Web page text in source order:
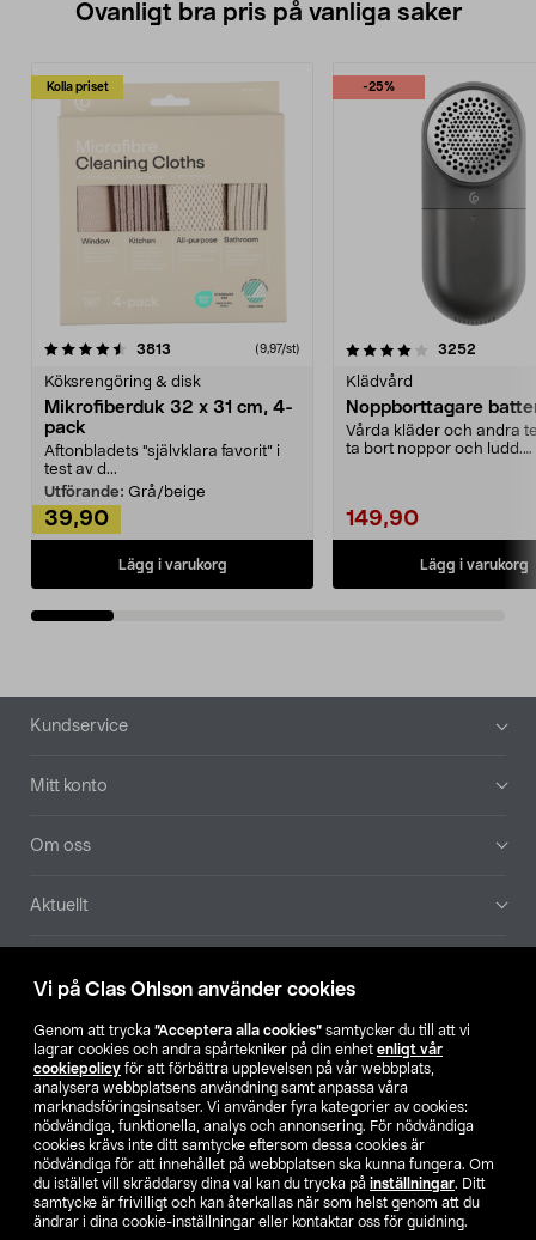
Vi på Clas Ohlson använder cookies
Genom att trycka ”Acceptera alla cookies” samtycker du till att vi
lagrar cookies och andra spårtekniker på din enhet enligt vår
cookiepolicy för att förbättra upplevelsen på vår webbplats,
analysera webbplatsens användning samt anpassa våra
marknadsföringsinsatser. Vi använder fyra kategorier av cookies:
nödvändiga, funktionella, analys och annonsering. För nödvändiga
cookies krävs inte ditt samtycke eftersom dessa cookies är
nödvändiga för att innehållet på webbplatsen ska kunna fungera. Om
du istället vill skräddarsy dina val kan du trycka på inställningar. Ditt
samtycke är frivilligt och kan återkallas när som helst genom att du
ändrar i dina cookie-inställningar eller kontaktar oss för guidning.
Ovanligt bra pris på vanliga saker
Kolla priset
3813 (9,97/st)
Köksrengöring & disk
Mikrofiberduk 32 x 31 cm, 4-
pack
Aftonbladets "självklara favorit” i
test av d...
Utförande: Grå/beige
39,90
Lägg i varukorg
-25%
4.0av 5 stjärnor 3252
Klädvård
Noppborttagare
Vårda kläder och andra
ta bort noppor och ludd.
149,90
Lägg i varukorg
4.5av 5 stjärnor
Sidfot
Kundservice
Mitt konto
Om oss
Aktuellt
Hitta butik
SE NO FI